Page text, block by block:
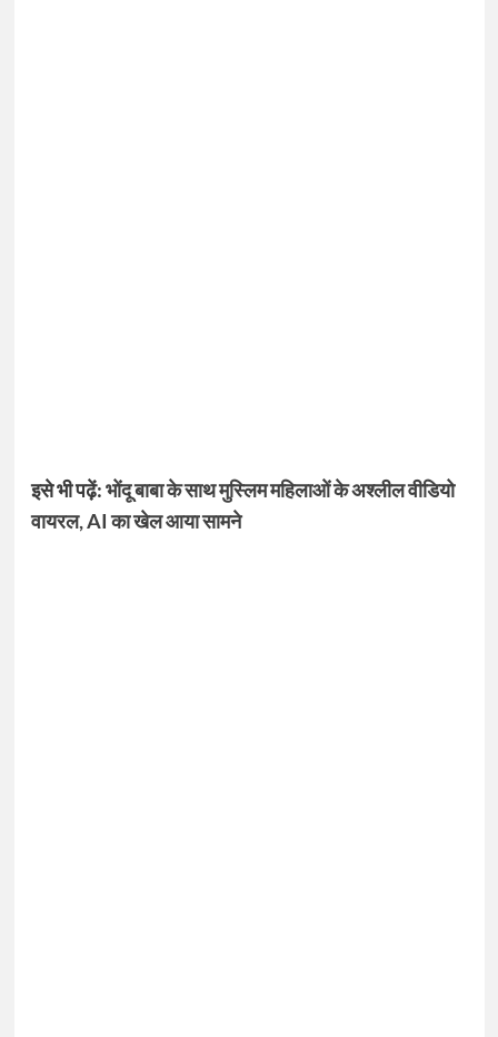
इसे भी पढ़ें:भोंदू बाबा के साथ मुस्लिम महिलाओं के अश्लील वीडियो
वायरल, AI का खेल आया सामने